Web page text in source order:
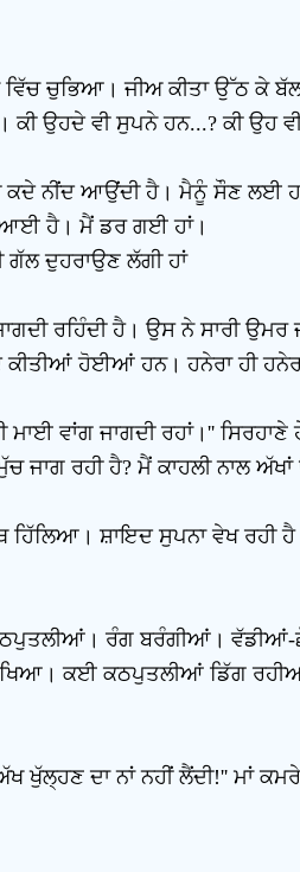
ਚੁਭਿਆ। ਜੀਅ ਕੀਤਾ ਉੱਠ ਕੇ
ਉਹਦੇ ਵੀ ਸੁਪਨੇ ਹਨ...? ਕੀ ਉਹ
ਨੀਂਦ ਆਉਂਦੀ ਹੈ। ਮੈਨੂੰ ਸੌਣ ਲਈ
ਆਈ ਹੈ। ਮੈਂ ਡਰ ਗਈ ਹਾਂ।
ਗੱਲ ਦੁਹਰਾਉਣ ਲੱਗੀ ਹਾਂ
ਰਹਿੰਦੀ ਹੈ। ਉਸ ਨੇ ਸਾਰੀ
ਕੀਤੀਆਂ ਹੋਈਆਂ ਹਨ। ਹਨੇਰਾ ਹੀ
ਵਾਂਗ ਜਾਗਦੀ ਰਹਾਂ।'' ਸਿਰਹਾਣੇ
ਜਾਗ ਰਹੀ ਹੈ? ਮੈਂ ਕਾਹਲੀ ਨਾਲ
ਸ਼ਾਇਦ ਸੁਪਨਾ ਵੇਖ ਰਹੀ
ਰੰਗ ਬਰੰਗੀਆਂ।
ਕਈ ਕਠਪੁਤਲੀਆਂ ਡਿੱਗ ਰਹੀਆਂ
ਦਾ ਨਾਂ ਨਹੀਂ ਲੈਂਦੀ!'' ਮਾਂ